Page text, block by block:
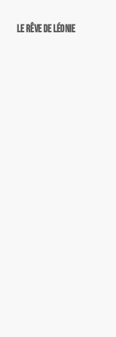
Le rêve de Léonie